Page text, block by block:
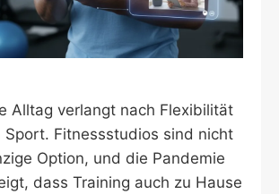
Alltag verlangt nach Flexibilität
Sport. Fitnessstudios sind nicht
Option, und die Pandemie
dass Training auch zu Hause